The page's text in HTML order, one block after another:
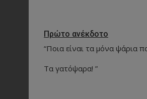
Πρώτο ανέκδοτο
“Ποια είναι τα μόνα ψάρια
Τα γατόψαρα! ”